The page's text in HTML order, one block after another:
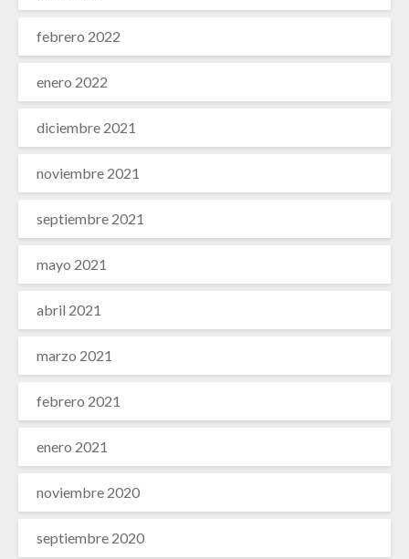
febrero 2022
enero 2022
diciembre 2021
noviembre 2021
septiembre 2021
mayo 2021
abril 2021
marzo 2021
febrero 2021
enero 2021
noviembre 2020
septiembre 2020